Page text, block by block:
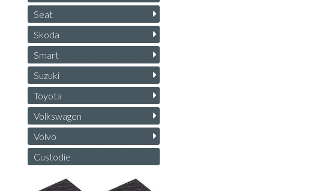
Seat
Skoda
Smart
Suzuki
Toyota
Volkswagen
Volvo
Custodie